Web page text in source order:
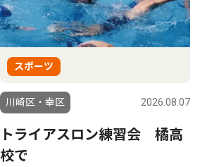
スポーツ
川崎区・幸区 2026.08.07
トライアスロン練習会 橘高
校で